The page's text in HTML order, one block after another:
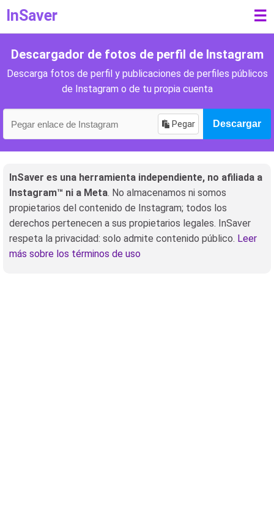
InSaver ☰
Descargador de fotos de perfil de Instagram
Descarga fotos de perfil y publicaciones de perfiles públicos
de Instagram o de tu propia cuenta
Pegar Descargar
InSaver es una herramienta independiente, no afiliada a
Instagram™ ni a Meta. No almacenamos ni somos
propietarios del contenido de Instagram; todos los
derechos pertenecen a sus propietarios legales. InSaver
respeta la privacidad: solo admite contenido público. Leer
más sobre los términos de uso